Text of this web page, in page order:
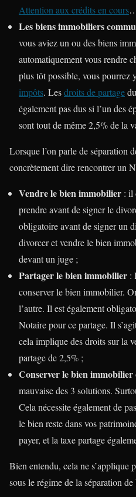
Attention aux crédits en cours
Les biens immobiliers
vous aviez un ou des biens
automatiquement vous rendre
plus tôt possible, vous pourrez
impôts. Lesdroits de partage
également pas dus si l’un des
sont tout de même 2,5% de la
Lorsque l’on parle de séparation
concrètement dire rencontrer un
Vendre le bien immobilier : il
prendre avant de signer le
obligatoire avant de signer un
divorcer et vendre le bien
devant un juge ;
Partager le bien immobilier :
conserver le bien immobilier.
l’autre. Il est également
Notaire pour ce partage. Il
cela implique des droits sur la
partage de 2,5% ;
Conserver le bien
mauvaise des 3 solutions.
Cela nécessite également de
le bien reste dans vos
payer, et la taxe partage
Bien entendu, cela ne s’applique
sous le régime de la séparation de